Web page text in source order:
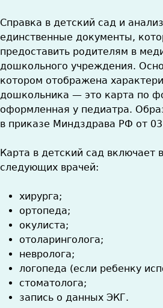
Справка в детский сад и
единственные документы,
предоставить родителям в
дошкольного учреждения.
котором отображена
дошкольника — это карта по
оформленная у педиатра.
в приказе Миндздрава РФ от
Карта в детский сад включает
следующих врачей:
хирурга;
ортопеда;
окулиста;
отоларинголога;
невролога;
логопеда (если ребенку
стоматолога;
запись о данных ЭКГ.